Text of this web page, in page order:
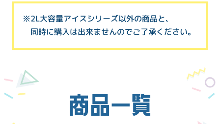
※2L大容量アイスシリーズ以外の商品と、
同時に購入は出来ませんのでご了承ください。
商品一覧